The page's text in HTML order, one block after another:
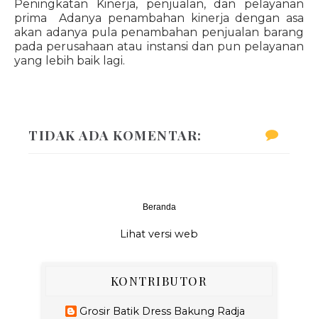
Peningkatan Kinerja, penjualan, dan pelayanan
prima Adanya penambahan kinerja dengan asa
akan adanya pula penambahan penjualan barang
pada perusahaan atau instansi dan pun pelayanan
yang lebih baik lagi.
TIDAK ADA KOMENTAR:
Beranda
Lihat versi web
KONTRIBUTOR
Grosir Batik Dress Bakung Radja